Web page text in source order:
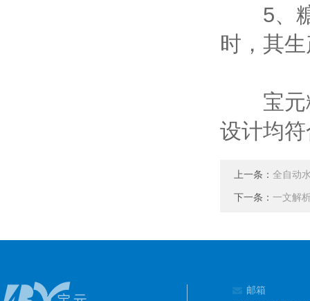
5、糖
时，其
宝元糖
设计均
上一条： 全自动
下一条： 一文解
邮箱